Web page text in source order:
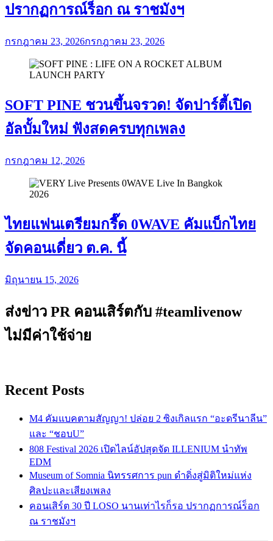
ปรากฏการณ์ร็อก ณ ราชมังฯ
กรกฎาคม 23, 2026กรกฎาคม 23, 2026
SOFT PINE ชวนขึ้นจรวด! จัดปาร์ตี้เปิด
อัลบั้มใหม่ ฟังสดครบทุกเพลง
กรกฎาคม 12, 2026
ไทยแฟนเตรียมกรี๊ด 0WAVE คัมแบ็กไทย
จัดคอนเดี่ยว ต.ค. นี้
มิถุนายน 15, 2026
ส่งข่าว PR คอนเสิร์ตกับ #teamlivenow
ไม่มีค่าใช้จ่าย
Recent Posts
M4 คัมแบคตามสัญญา! ปล่อย 2 ซิงเกิลแรก “อะดรีนาลีน”
และ “ชอบU”
808 Festival 2026 เปิดไลน์อัปสุดจัด ILLENIUM นำทัพ
EDM
Museum of Somnia นิทรรศการ pun ดำดิ่งสู่มิติใหม่แห่ง
ศิลปะและเสียงเพลง
คอนเสิร์ต 30 ปี LOSO นานเท่าไรก็รอ ปรากฏการณ์ร็อก
ณ ราชมังฯ